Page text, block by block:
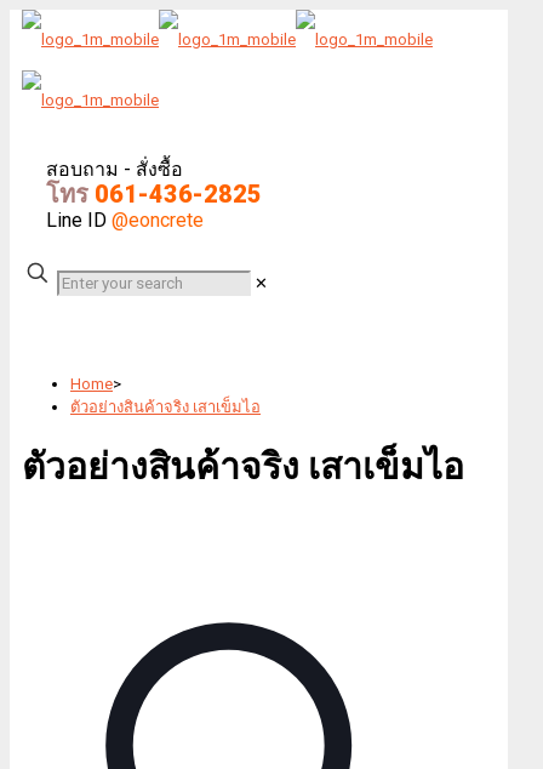
สอบถาม - สั่งซื้อ
โทร 061-436-2825
Line ID @eoncrete
✕
Home>
ตัวอย่างสินค้าจริง เสาเข็มไอ
ตัวอย่างสินค้าจริง เสาเข็มไอ